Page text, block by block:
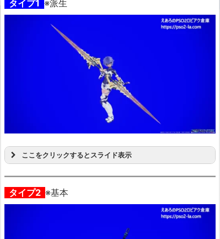
タイプ1 ※派生
ここをクリックするとスライド表示
タイプ2 ※基本